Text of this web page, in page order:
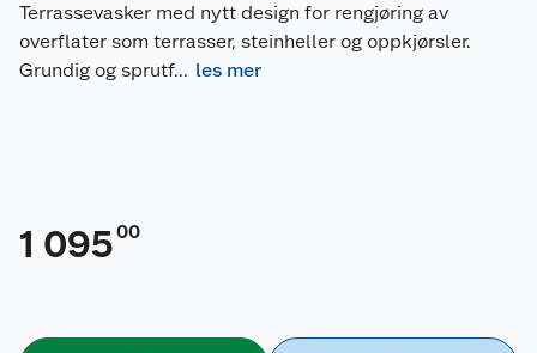
Terrassevasker med nytt design for rengjøring av
overflater som terrasser, steinheller og oppkjørsler.
Grundig og sprutf... les mer
1 09500